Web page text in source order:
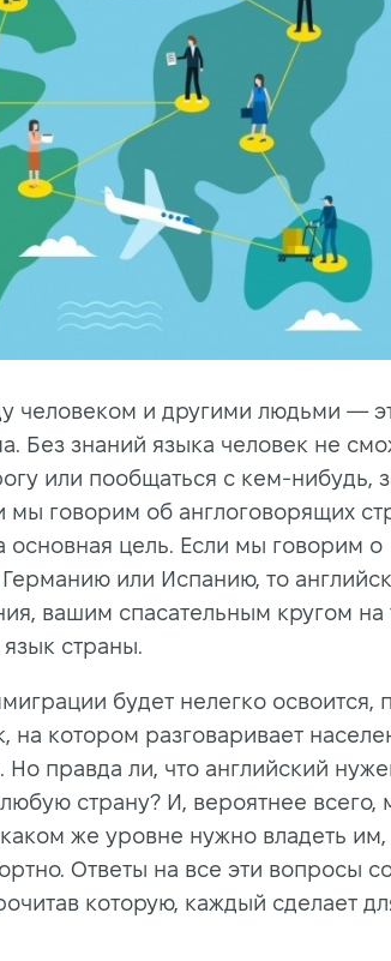
человеком и другими людьми —
Без знаний языка человек не
или пообщаться с кем-нибудь,
мы говорим об англоговорящих
основная цель. Если мы говорим о
или Испанию, то
вашим спасательным кругом на
страны.
будет нелегко освоится,
на котором разговаривает
Но правда ли, что английский
страну? И, вероятнее всего,
же уровне нужно владеть им,
Ответы на все эти вопросы
которую, каждый сделает